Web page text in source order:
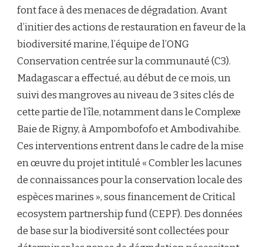
font face à des menaces de dégradation. Avant
d’initier des actions de restauration en faveur de la
biodiversité marine, l’équipe de l’ONG
Conservation centrée sur la communauté (C3).
Madagascar a effectué, au début de ce mois, un
suivi des mangroves au niveau de 3 sites clés de
cette partie de l’île, notamment dans le Complexe
Baie de Rigny, à Ampombofofo et Ambodivahibe.
Ces interventions entrent dans le cadre de la mise
en œuvre du projet intitulé « Combler les lacunes
de connaissances pour la conservation locale des
espèces marines », sous financement de Critical
ecosystem partnership fund (CEPF). Des données
de base sur la biodiversité sont collectées pour